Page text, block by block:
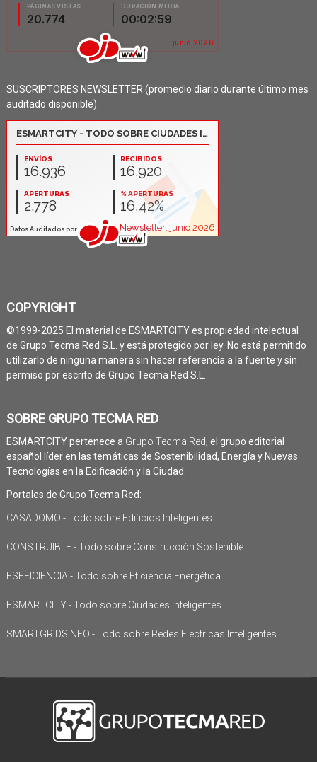
SUSCRIPTORES NEWSLETTER (promedio diario durante último mes
auditado disponible):
COPYRIGHT
©1999-2025 El material de ESMARTCITY es propiedad intelectual
de Grupo Tecma Red S.L. y está protegido por ley. No está permitido
utilizarlo de ninguna manera sin hacer referencia a la fuente y sin
permiso por escrito de Grupo Tecma Red S.L.
SOBRE GRUPO TECMA RED
ESMARTCITY pertenece a Grupo Tecma Red, el grupo editorial
español líder en las temáticas de Sostenibilidad, Energía y Nuevas
Tecnologías en la Edificación y la Ciudad.
Portales de Grupo Tecma Red:
CASADOMO - Todo sobre Edificios Inteligentes
CONSTRUIBLE - Todo sobre Construcción Sostenible
ESEFICIENCIA - Todo sobre Eficiencia Energética
ESMARTCITY - Todo sobre Ciudades Inteligentes
SMARTGRIDSINFO - Todo sobre Redes Eléctricas Inteligentes